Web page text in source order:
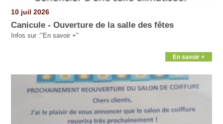
10 juil 2026
Canicule - Ouverture de la salle des fêtes
Infos sur :"En savoir +"
En savoir +